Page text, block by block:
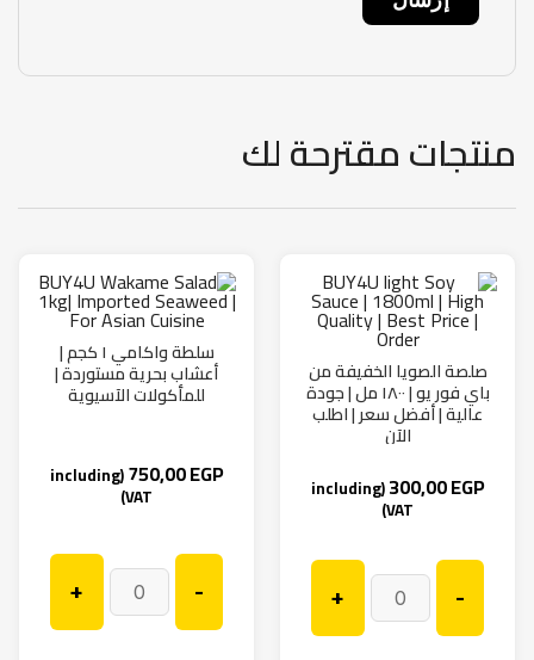
منتجات مقترحة لك
صلصة الصويا الخفيفة من
باي فور يو | ١٨٠٠ مل | جودة
عالية | أفضل سعر | اطلب
الآن
300,00EGP
(including
VAT)
-
+
سلطة واكامي ١ كجم |
أعشاب بحرية مستوردة |
للمأكولات الآسيوية
750,00EGP
(including
VAT)
-
+